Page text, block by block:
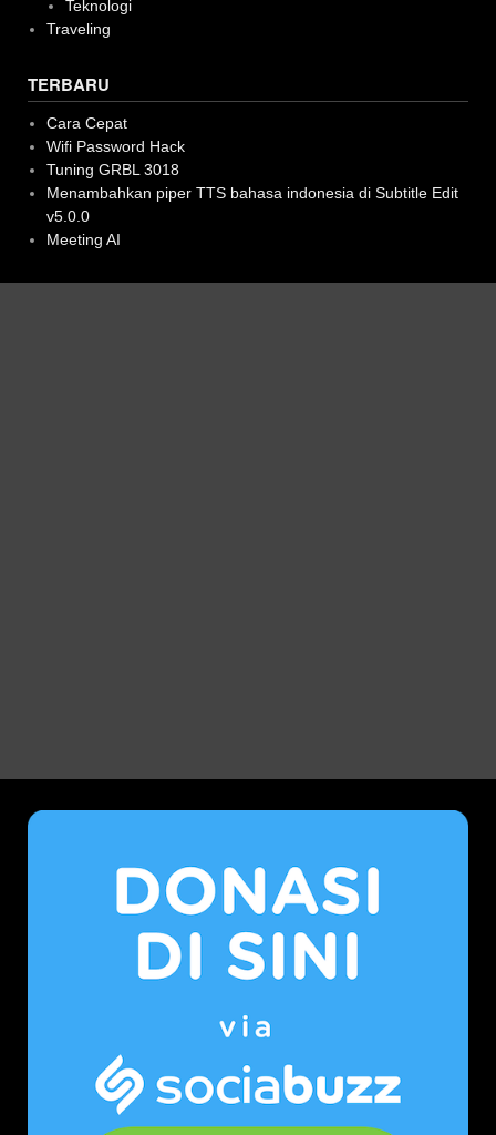
Teknologi
Traveling
TERBARU
Cara Cepat
Wifi Password Hack
Tuning GRBL 3018
Menambahkan piper TTS bahasa indonesia di Subtitle Edit
v5.0.0
Meeting AI